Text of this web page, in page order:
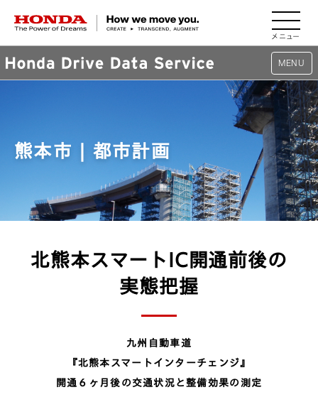
HONDA The Power of Dreams
MENU
サービス
活用事例
渋滞対策
オルタナティブデータ
交通安全
熊本市 | 都市計画
北熊本スマートIC開通前後の
実態把握
九州自動車道
『北熊本スマートインターチェンジ』
開通６ヶ月後の交通状況と整備効果の測定